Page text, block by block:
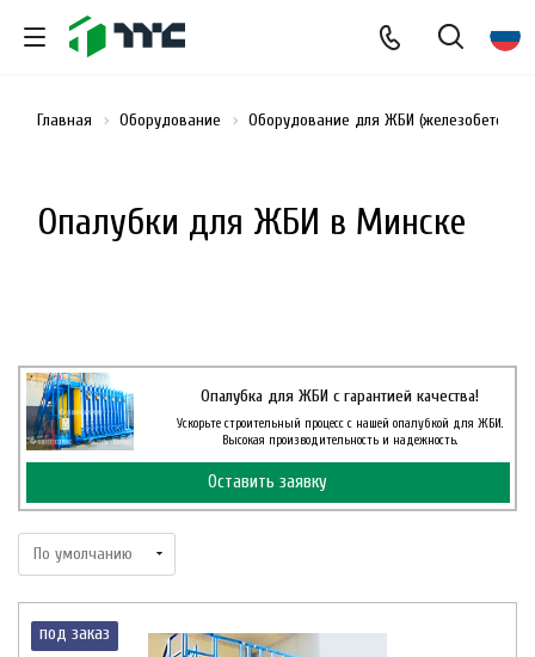
Опалубки для ЖБИ в Минске
Главная Оборудование Оборудование для ЖБИ
Опалубка для ЖБИ с гарантией качества!
Ускорьте строительный процесс с нашей опалубкой для ЖБИ.
Высокая производительность и надежность.
Оставить заявку
под заказ